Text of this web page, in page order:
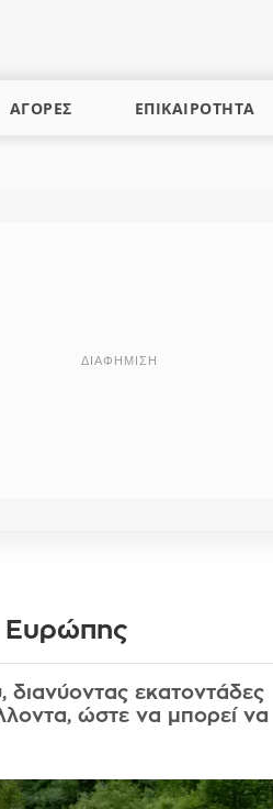
ΑΓΟΡΕΣ ΕΠΙΚΑΙΡΟΤΗΤΑ
Ευρώπης
διανύοντας εκατοντάδες
ώστε να μπορεί να